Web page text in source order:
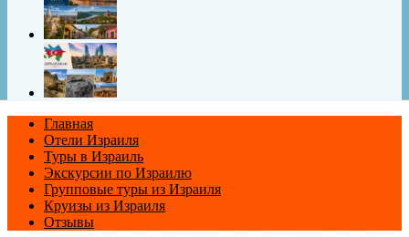
Главная
Отели Израиля
Туры в Израиль
Экскурсии по Израилю
Групповые туры из Израиля
Круизы из Израиля
Отзывы